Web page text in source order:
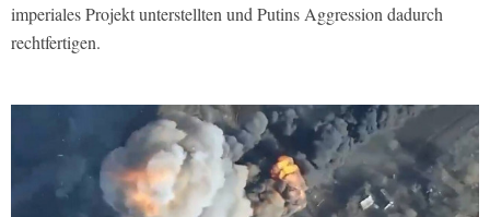
imperiales Projekt unterstellten und Putins Aggression dadurch
rechtfertigen.